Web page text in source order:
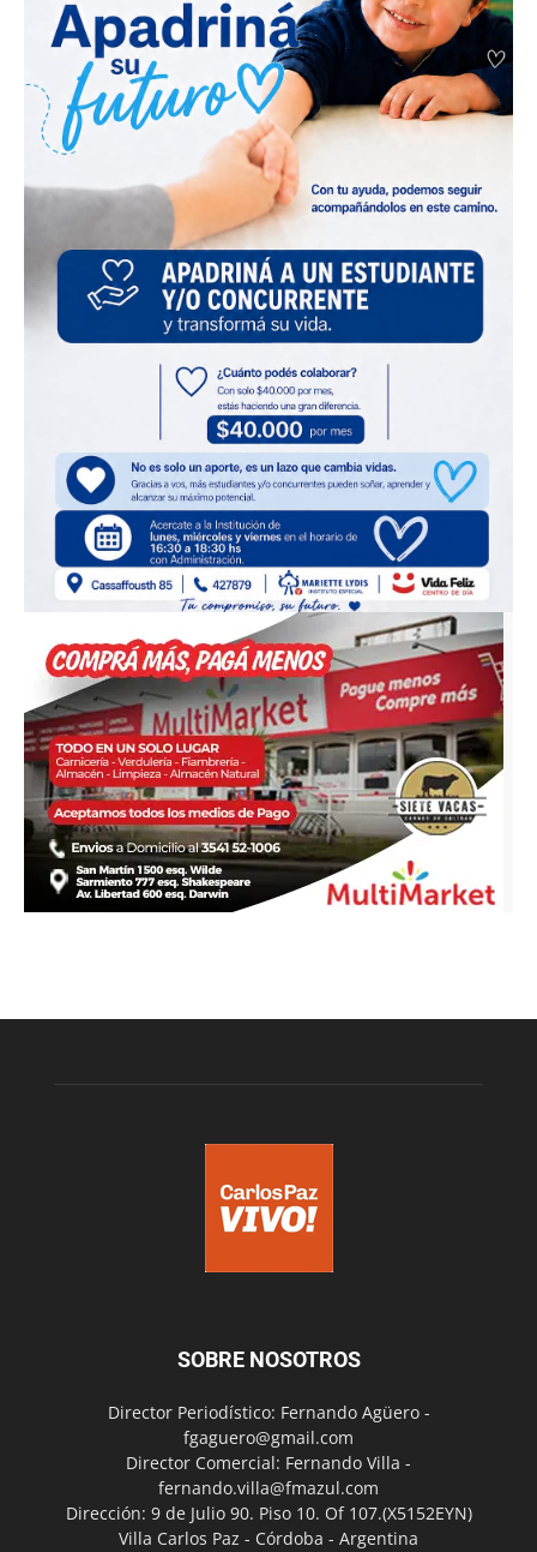
SOBRE NOSOTROS
Director Periodístico: Fernando Agüero -
fgaguero@gmail.com
Director Comercial: Fernando Villa -
fernando.villa@fmazul.com
Dirección: 9 de Julio 90. Piso 10. Of 107.(X5152EYN)
Villa Carlos Paz - Córdoba - Argentina